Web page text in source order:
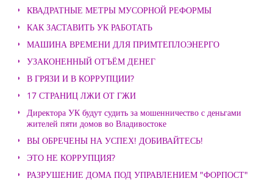
КВАДРАТНЫЕ МЕТРЫ МУСОРНОЙ РЕФОРМЫ
КАК ЗАСТАВИТЬ УК РАБОТАТЬ
МАШИНА ВРЕМЕНИ ДЛЯ ПРИМТЕПЛОЭНЕРГО
УЗАКОНЕННЫЙ ОТЪЁМ ДЕНЕГ
В ГРЯЗИ И В КОРРУПЦИИ?
17 СТРАНИЦ ЛЖИ ОТ ГЖИ
Директора УК будут судить за мошенничество с деньгами
жителей пяти домов во Владивостоке
ВЫ ОБРЕЧЕНЫ НА УСПЕХ! ДОБИВАЙТЕСЬ!
ЭТО НЕ КОРРУПЦИЯ?
РАЗРУШЕНИЕ ДОМА ПОД УПРАВЛЕНИЕМ "ФОРПОСТ"